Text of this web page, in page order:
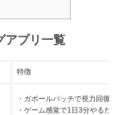
アプリ一覧
特徴
・ガボールパッチで視力回復で
・ゲーム感覚で1日3分やるだけ